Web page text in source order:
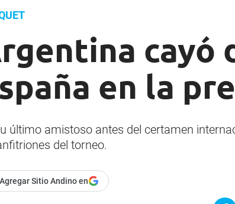
cayó
en la
último amistoso antes del certamen
del torneo.
Agregar Sitio Andino en